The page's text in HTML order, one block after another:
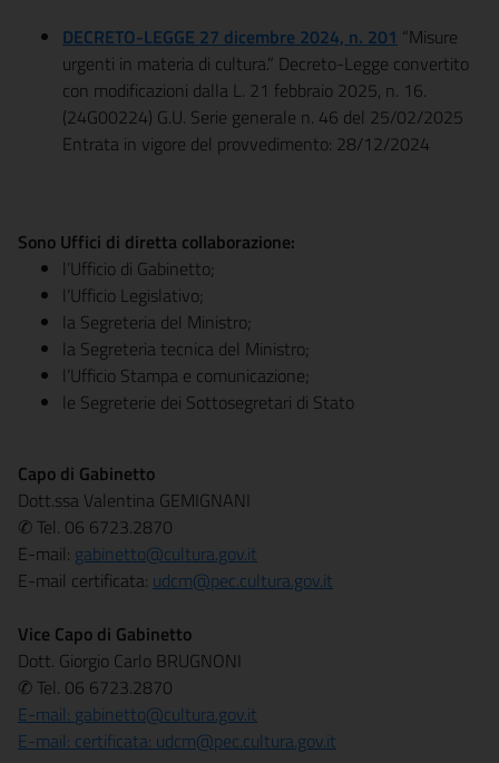
DECRETO-LEGGE 27 dicembre 2024, n. 201 “Misure
urgenti in materia di cultura.” Decreto-Legge convertito
con modificazioni dalla L. 21 febbraio 2025, n. 16.
(24G00224) G.U. Serie generale n. 46 del 25/02/2025
Entrata in vigore del provvedimento: 28/12/2024
Sono Uffici di diretta collaborazione:
l’Ufficio di Gabinetto;
l’Ufficio Legislativo;
la Segreteria del Ministro;
la Segreteria tecnica del Ministro;
l’Ufficio Stampa e comunicazione;
le Segreterie dei Sottosegretari di Stato
Capo di Gabinetto
Dott.ssa Valentina GEMIGNANI
✆ Tel. 06 6723.2870
E-mail: gabinetto@cultura.gov.it
E-mail certificata: udcm@pec.cultura.gov.it
Vice Capo di Gabinetto
Dott. Giorgio Carlo BRUGNONI
✆ Tel. 06 6723.2870
E-mail: gabinetto@cultura.gov.it
E-mail: certificata: udcm@pec.cultura.gov.it